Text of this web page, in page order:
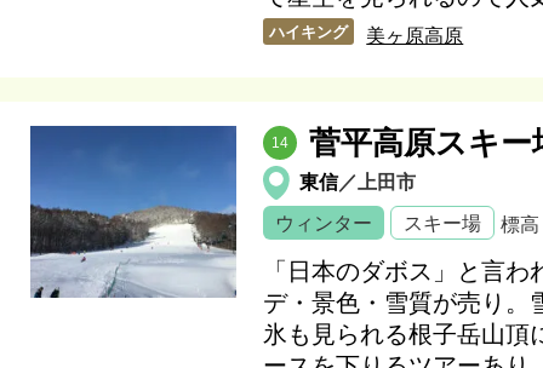
ハイキング 美ヶ原高原
14 菅平高原スキー
東信／上田市
ウィンター
スキー場 標高
「日本のダボス」と言
デ・景色・雪質が売り。
氷も見られる根子岳山頂